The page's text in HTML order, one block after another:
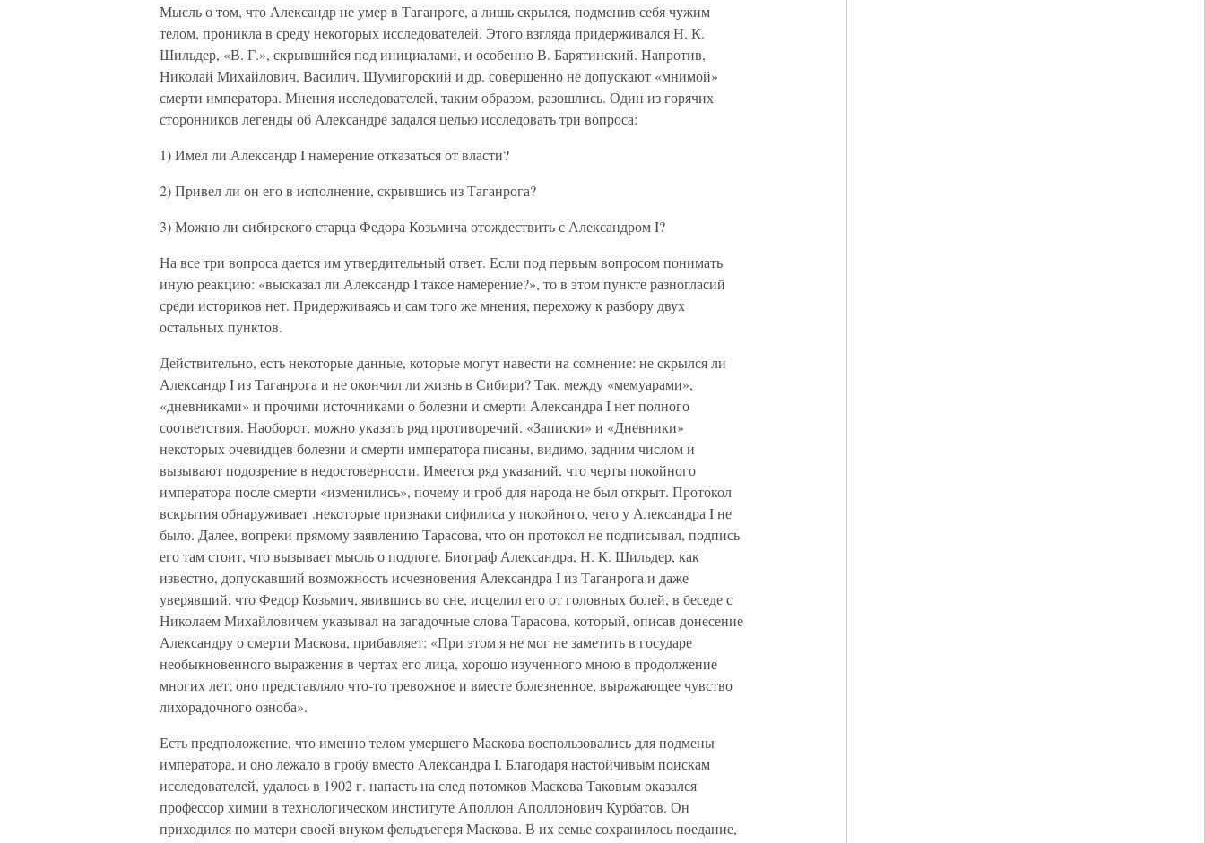
Мысль о том, что Александр не умер в Таганроге, а лишь скрылся, подменив себя чужим
телом, проникла в среду некоторых исследователей. Этого взгляда придерживался Н. К.
Шильдер, «В. Г.», скрывшийся под инициалами, и особенно В. Барятинский. Напротив,
Николай Михайлович, Василич, Шумигорский и др. совершенно не допускают «мнимой»
смерти императора. Мнения исследователей, таким образом, разошлись. Один из горячих
сторонников легенды об Александре задался целью исследовать три вопроса:
1) Имел ли Александр I намерение отказаться от власти?
2) Привел ли он его в исполнение, скрывшись из Таганрога?
3) Можно ли сибирского старца Федора Козьмича отождествить с Александром I?
На все три вопроса дается им утвердительный ответ. Если под первым вопросом понимать
иную реакцию: «высказал ли Александр I такое намерение?», то в этом пункте разногласий
среди историков нет. Придерживаясь и сам того же мнения, перехожу к разбору двух
остальных пунктов.
Действительно, есть некоторые данные, которые могут навести на сомнение: не скрылся ли
Александр I из Таганрога и не окончил ли жизнь в Сибири? Так, между «мемуарами»,
«дневниками» и прочими источниками о болезни и смерти Александра I нет полного
соответствия. Наоборот, можно указать ряд противоречий. «Записки» и «Дневники»
некоторых очевидцев болезни и смерти императора писаны, видимо, задним числом и
вызывают подозрение в недостоверности. Имеется ряд указаний, что черты покойного
императора после смерти «изменились», почему и гроб для народа не был открыт. Протокол
вскрытия обнаруживает .некоторые признаки сифилиса у покойного, чего у Александра I не
было. Далее, вопреки прямому заявлению Тарасова, что он протокол не подписывал, подпись
его там стоит, что вызывает мысль о подлоге. Биограф Александра, Н. К. Шильдер, как
известно, допускавший возможность исчезновения Александра I из Таганрога и даже
уверявший, что Федор Козьмич, явившись во сне, исцелил его от головных болей, в беседе с
Николаем Михайловичем указывал на загадочные слова Тарасова, который, описав донесение
Александру о смерти Маскова, прибавляет: «При этом я не мог не заметить в государе
необыкновенного выражения в чертах его лица, хорошо изученного мною в продолжение
многих лет; оно представляло что-то тревожное и вместе болезненное, выражающее чувство
лихорадочного озноба».
Есть предположение, что именно телом умершего Маскова воспользовались для подмены
императора, и оно лежало в гробу вместо Александра I. Благодаря настойчивым поискам
исследователей, удалось в 1902 г. напасть на след потомков Маскова Таковым оказался
профессор химии в технологическом институте Аполлон Аполлонович Курбатов. Он
приходился по матери своей внуком фельдъегеря Маскова. В их семье сохранилось поедание,